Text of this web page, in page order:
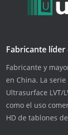
Fabricante líder
Fabricante y
en China. La
Ultrasurface LVT/
como el uso
HD de tablones